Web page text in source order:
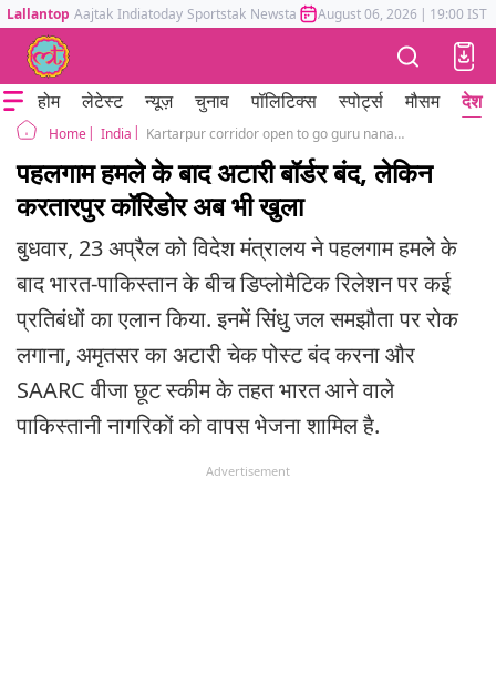
Lallantop Aajtak Indiatoday Sportstak Newstak Mumbai Tak Astrotak
August 06, 2026 | 19:00 IST
होम लेटेस्ट न्यूज़ चुनाव पॉलिटिक्स स्पोर्ट्स मौसम देश
Home India Kartarpur corridor open to go guru nanak gurudwara in Pakistan Attari border closed
पहलगाम हमले के बाद अटारी बॉर्डर बंद, लेकिन
करतारपुर कॉरिडोर अब भी खुला
बुधवार, 23 अप्रैल को विदेश मंत्रालय ने पहलगाम हमले के
बाद भारत-पाकिस्तान के बीच डिप्लोमैटिक रिलेशन पर कई
प्रतिबंधों का एलान किया. इनमें सिंधु जल समझौता पर रोक
लगाना, अमृतसर का अटारी चेक पोस्ट बंद करना और
SAARC वीजा छूट स्कीम के तहत भारत आने वाले
पाकिस्तानी नागरिकों को वापस भेजना शामिल है.
Advertisement